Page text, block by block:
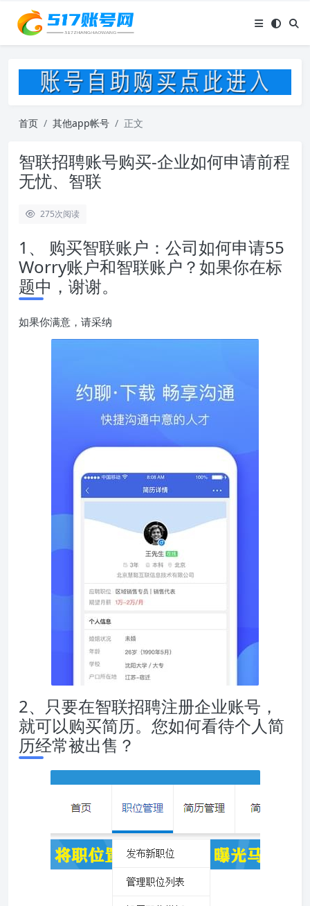
首页 其他app帐号 正文
智联招聘账号购买-企业如何申请前程
无忧、智联
275次阅读
1、 购买智联账户：公司如何申请55
Worry账户和智联账户？如果你在标
题中，谢谢。
如果你满意，请采纳
2、只要在智联招聘注册企业账号，
就可以购买简历。您如何看待个人简
历经常被出售？